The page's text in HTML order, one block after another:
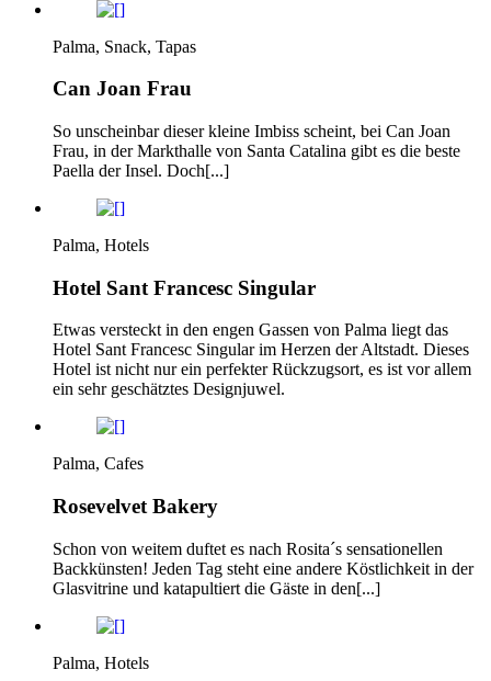
Palma, Snack, Tapas
Can Joan Frau
So unscheinbar dieser kleine Imbiss scheint, bei Can Joan
Frau, in der Markthalle von Santa Catalina gibt es die beste
Paella der Insel. Doch[...]
Palma, Hotels
Hotel Sant Francesc Singular
Etwas versteckt in den engen Gassen von Palma liegt das
Hotel Sant Francesc Singular im Herzen der Altstadt. Dieses
Hotel ist nicht nur ein perfekter Rückzugsort, es ist vor allem
ein sehr geschätztes Designjuwel.
Palma, Cafes
Rosevelvet Bakery
Schon von weitem duftet es nach Rosita´s sensationellen
Backkünsten! Jeden Tag steht eine andere Köstlichkeit in der
Glasvitrine und katapultiert die Gäste in den[...]
Palma, Hotels